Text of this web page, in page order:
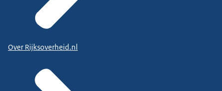
Over Rijksoverheid.nl